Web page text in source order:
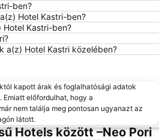
ben?
Hotel Kastri-ben?
Hotel Kastri-ben?
a(z) Hotel Kastri közelében?
kapott árak és foglalhatósági adatok
előfordulhat, hogy a
nem találja meg pontosan ugyanazt az
látott.
Hotels között –Neo Pori